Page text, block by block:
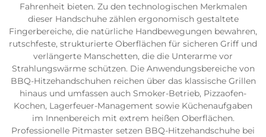
Fahrenheit bieten. Zu den technologischen Merkmalen
dieser Handschuhe zählen ergonomisch gestaltete
Fingerbereiche, die natürliche Handbewegungen bewahren,
rutschfeste, strukturierte Oberflächen für sicheren Griff und
verlängerte Manschetten, die die Unterarme vor
Strahlungswärme schützen. Die Anwendungsbereiche von
BBQ-Hitzehandschuhen reichen über das klassische Grillen
hinaus und umfassen auch Smoker-Betrieb, Pizzaofen-
Kochen, Lagerfeuer-Management sowie Küchenaufgaben
im Innenbereich mit extrem heißen Oberflächen.
Professionelle Pitmaster setzen BBQ-Hitzehandschuhe bei